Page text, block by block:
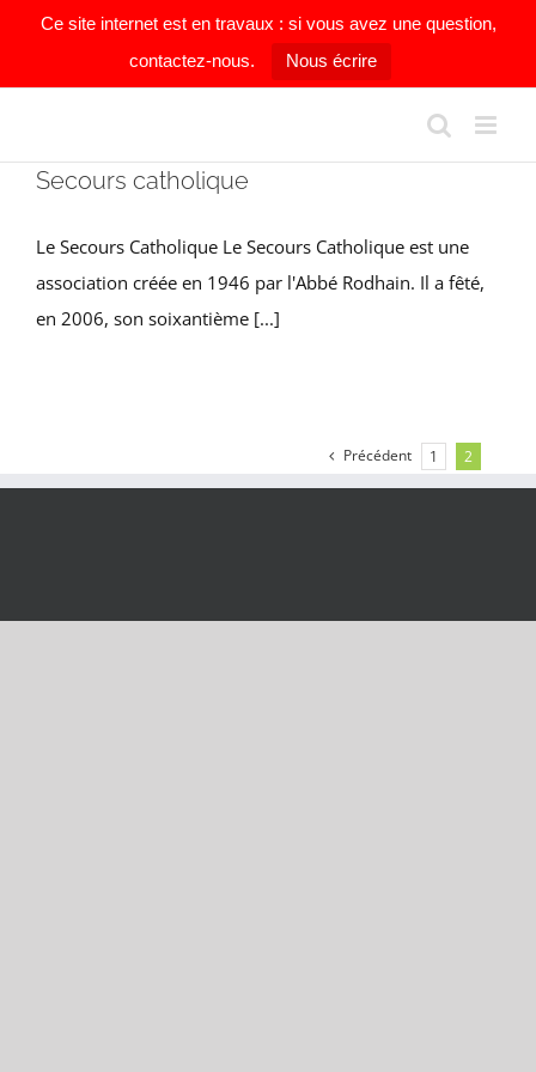
Ce site internet est en travaux : si vous avez une question,
contactez-nous.
Nous écrire
contenuSecours catholique
Le Secours Catholique Le Secours Catholique est une
association créée en 1946 par l'Abbé Rodhain. Il a fêté,
en 2006, son soixantième [...]
Précédent 1 2